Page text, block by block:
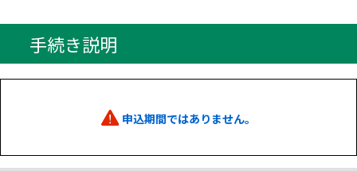
手続き説明
申込期間ではありません。